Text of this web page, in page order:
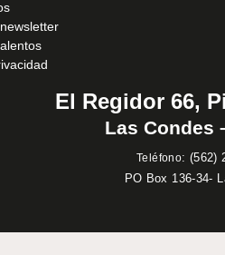
El Regidor 66,
Las Condes
Teléfono: (562)
PO Box 136-34-